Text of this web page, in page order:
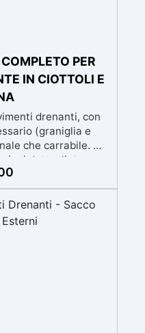
PER
IN CIOTTOLI E
drenanti, con
(graniglia e
che carrabile. ✅
dettagliate per
bisogno di
video/telefonica
Veloce: rinnova le
minima, evitando
in appena 24h ✅